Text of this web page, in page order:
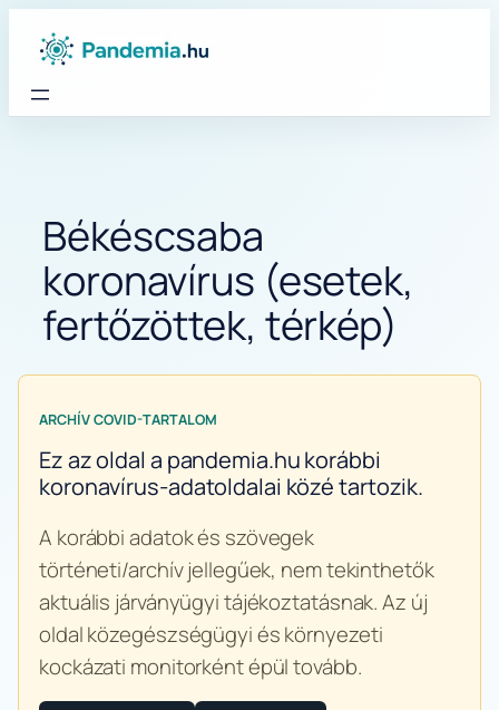
Békéscsaba
koronavírus (esetek,
fertőzöttek, térkép)
ARCHÍV COVID-TARTALOM
Ez az oldal a pandemia.hu korábbi
koronavírus-adatoldalai közé tartozik.
A korábbi adatok és szövegek
történeti/archív jellegűek, nem tekinthetők
aktuális járványügyi tájékoztatásnak. Az új
oldal közegészségügyi és környezeti
kockázati monitorként épül tovább.